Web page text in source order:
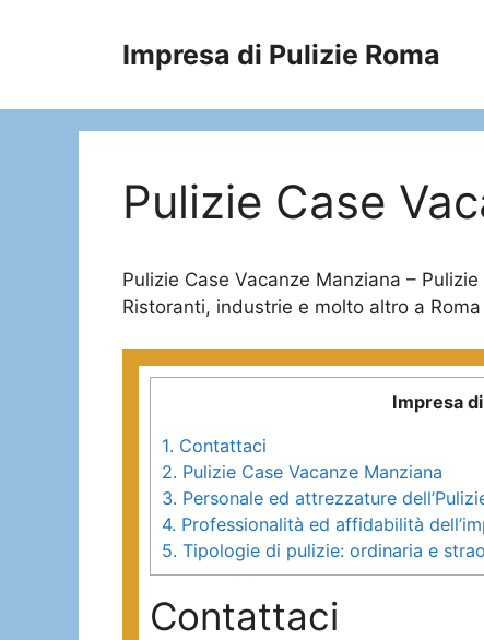
Impresa di Pulizie Roma
Pulizie Case
Pulizie Case Vacanze Manziana –
Ristoranti, industrie e molto altro a
Impresa
1. Contattaci
2. Pulizie Case Vacanze Manziana
3. Personale ed attrezzature
4. Professionalità ed affidabilità
5. Tipologie di pulizie: ordinaria e
Contattaci